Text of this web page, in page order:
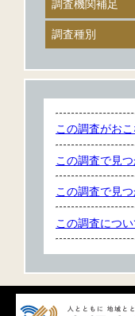
調査機関補足
調査種別
この調査がお
この調査で見
この調査で見
この調査につ